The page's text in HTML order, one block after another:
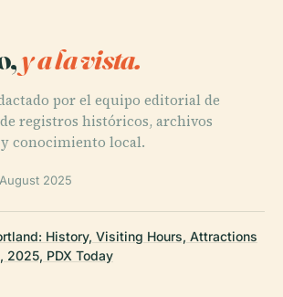
y a la vista.
por el equipo editorial de
registros históricos, archivos
conocimiento local.
2025
History, Visiting Hours, Attractions
2025, PDX Today